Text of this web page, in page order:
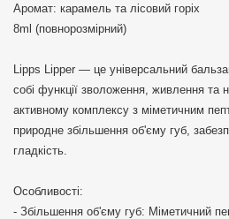
Аромат: карамель та лісовий горіх
8ml (повнорозмірний)
Lipps Lipper — це універсальний
собі функції зволоження, живлення та
активному комплексу з міметичним
природне збільшення об'єму губ,
гладкість.
Особливості:
- Збільшення об'єму губ: Міметичний